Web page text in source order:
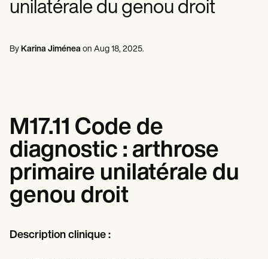
Professionnels de la santé mentale
Travailleurs sociaux
Psychologues
Guides de ressources
Comparaison
Guides des applications
Codes ICD
Procedure Codes
Modèle Superbill
Modèle de note SOAP
Informed Consent Form
Insurance claims
Speech therapists
Life coaches
unilatérale du genou droit
By Karina Jiménea on Aug 18, 2025.
M17.11 Code de
diagnostic : arthrose
primaire unilatérale du
genou droit
Description clinique :